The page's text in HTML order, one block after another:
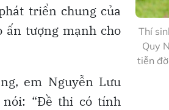
Thí
Quy
tiễn
triển chung của
ấn tượng mạnh cho
em Nguyễn Lưu
nói: “Đề thi có tính